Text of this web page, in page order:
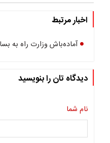
اخبار مرتبط
آماده‌باش وزارت راه به
دیدگاه تان را بنویسید
نام شما